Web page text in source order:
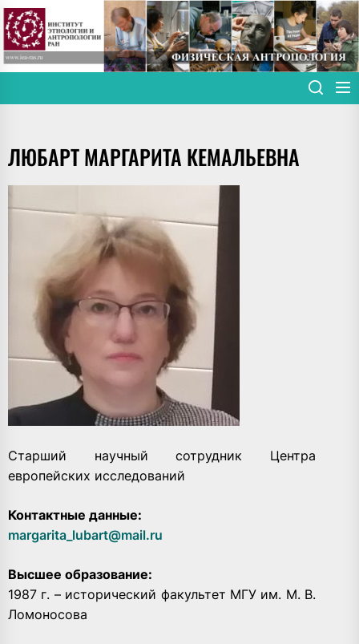
Skip
to
the
content
ЛЮБАРТ МАРГАРИТА КЕМАЛЬЕВНА
Старший научный сотрудник Центра
европейских исследований
Контактные данные:
margarita_lubart@mail.ru
Высшее образование:
1987 г. – исторический факультет МГУ им. М. В.
Ломоносова